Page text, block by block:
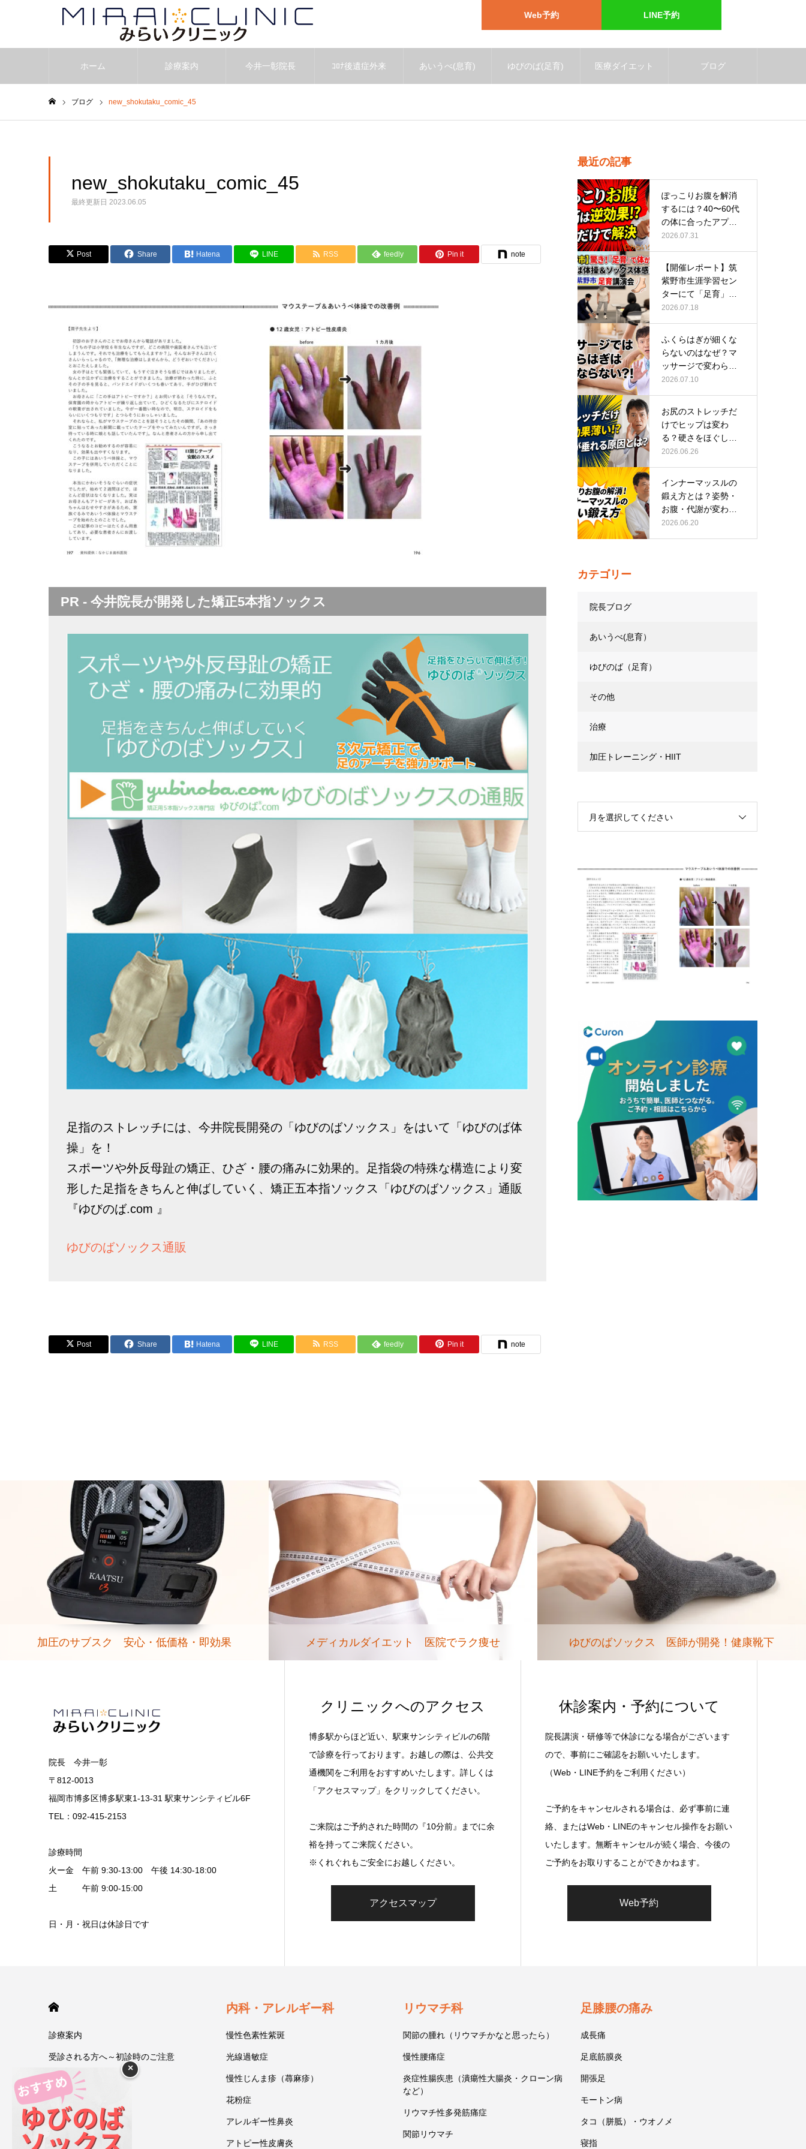
Web予約 LINE予約
ホーム 診療案内 今井一彰院長 ｺﾛﾅ後遺症外来 あいうべ(息育) ゆびのば(足育) 医療ダイエット ブログ
ブログ new_shokutaku_comic_45
new_shokutaku_comic_45
最終更新日 2023.06.05
Post Share Hatena LINE RSS feedly Pin it note
PR - 今井院長が開発した矯正5本指ソックス
足指のストレッチには、今井院長開発の「ゆびのばソックス」をはいて「ゆびのば体
操」を！
スポーツや外反母趾の矯正、ひざ・腰の痛みに効果的。足指袋の特殊な構造により変
形した足指をきちんと伸ばしていく、矯正五本指ソックス「ゆびのばソックス」通販
『ゆびのば.com 』
ゆびのばソックス通販
Post Share Hatena LINE RSS feedly Pin it note
最近の記事
ぽっこりお腹を解消
するには？40〜60代
の体に合ったアプロ
ーチ
2026.07.31
【開催レポート】筑
紫野市生涯学習セン
ターにて「足育」講
演会に登壇し…
2026.07.18
ふくらはぎが細くな
らないのはなぜ？マ
ッサージで変わらな
い根本原因
2026.07.10
お尻のストレッチだ
けでヒップは変わ
る？硬さをほぐして
整える正しい方…
2026.06.26
インナーマッスルの
鍛え方とは？姿勢・
お腹・代謝が変わる
トレーニング…
2026.06.20
カテゴリー
院長ブログ
あいうべ(息育）
ゆびのば（足育）
その他
治療
加圧トレーニング・HIIT
月を選択してください
加圧のサブスク 安心・低価格・即効果 メディカルダイエット 医院でラク痩せ ゆびのばソックス 医師が開発！健康靴下
院長 今井一彰
〒812-0013
福岡市博多区博多駅東1-13-31 駅東サンシティビル6F
TEL：092-415-2153
診療時間
火ー金 午前 9:30-13:00 午後 14:30-18:00
土 午前 9:00-15:00
日・月・祝日は休診日です
クリニックへのアクセス
博多駅からほど近い、駅東サンシティビルの6階
で診療を行っております。お越しの際は、公共交
通機関をご利用をおすすめいたします。詳しくは
「アクセスマップ」をクリックしてください。
ご来院はご予約された時間の『10分前』までに余
裕を持ってご来院ください。
※くれぐれもご安全にお越しください。
アクセスマップ
休診案内・予約について
院長講演・研修等で休診になる場合がございます
ので、事前にご確認をお願いいたします。
（Web・LINE予約をご利用ください）
ご予約をキャンセルされる場合は、必ず事前に連
絡、またはWeb・LINEのキャンセル操作をお願い
いたします。無断キャンセルが続く場合、今後の
ご予約をお取りすることができかねます。
Web予約
診療案内
受診される方へ～初診時のご注意
今井一彰 院長紹介
あいうべ体操
ゆびのば体操
ブログ
内科・アレルギー科
慢性色素性紫斑
光線過敏症
慢性じんま疹（蕁麻疹）
花粉症
アレルギー性鼻炎
アトピー性皮膚炎
リウマチ科
関節の腫れ（リウマチかなと思ったら）
慢性腰痛症
炎症性腸疾患（潰瘍性大腸炎・クローン病
など）
リウマチ性多発筋痛症
関節リウマチ
足膝腰の痛み
成長痛
足底筋膜炎
開張足
モートン病
タコ（胼胝）・ウオノメ
寝指
×